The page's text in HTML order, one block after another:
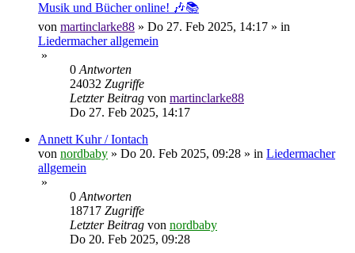
Musik und Bücher online! 🎶📚
von martinclarke88 » Do 27. Feb 2025, 14:17 » in
Liedermacher allgemein
»
0Antworten
24032 Zugriffe
Letzter Beitrag von martinclarke88
Do 27. Feb 2025, 14:17
Annett Kuhr / Iontach
von nordbaby » Do 20. Feb 2025, 09:28 » in Liedermacher
allgemein
»
0Antworten
18717 Zugriffe
Letzter Beitrag von nordbaby
Do 20. Feb 2025, 09:28